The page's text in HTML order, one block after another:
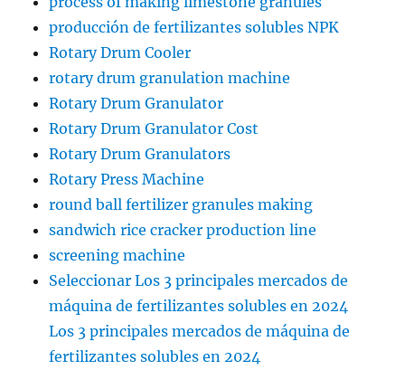
producción de fertilizantes solubles NPK
Rotary Drum Cooler
rotary drum granulation machine
Rotary Drum Granulator
Rotary Drum Granulator Cost
Rotary Drum Granulators
Rotary Press Machine
round ball fertilizer granules making
sandwich rice cracker production line
screening machine
Seleccionar Los 3 principales mercados de
máquina de fertilizantes solubles en 2024
Los 3 principales mercados de máquina de
fertilizantes solubles en 2024